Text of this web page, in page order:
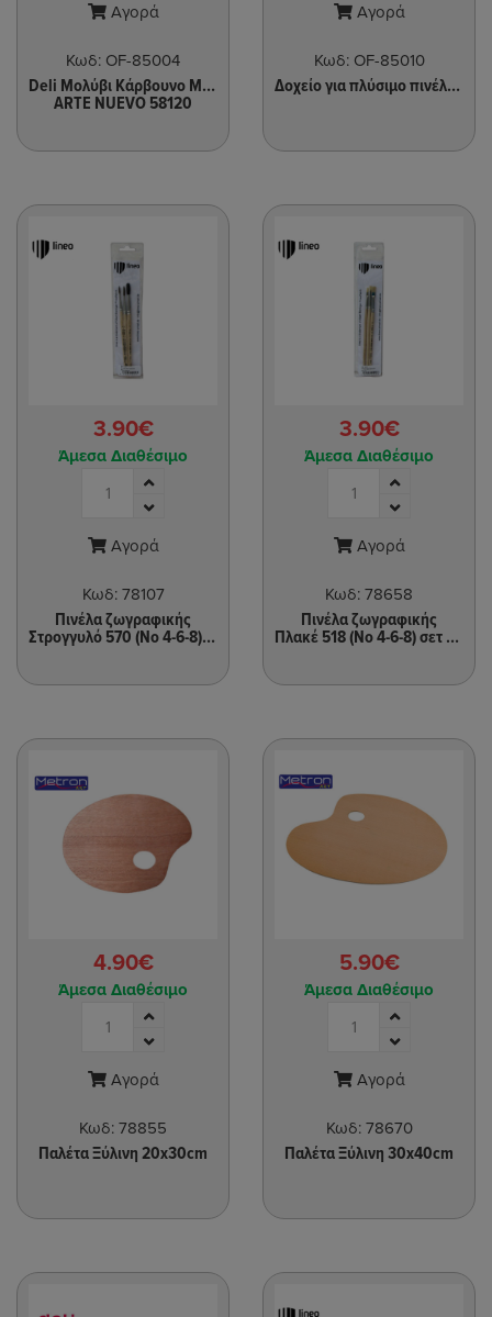
Αγορά
Κωδ: OF-85004
Deli Μολύβι Κάρβουνο Μαλακό
ARTE NUEVO 58120
Αγορά
Κωδ: OF-85010
Δοχείο για πλύσιμο πινέλων
3.90€
Άμεσα Διαθέσιμο
Αγορά
Κωδ: 78107
Πινέλα ζωγραφικής
Στρογγυλό 570 (Νο 4-6-8) σετ 3τεμ
3.90€
Άμεσα Διαθέσιμο
Αγορά
Κωδ: 78658
Πινέλα ζωγραφικής
Πλακέ 518 (Νο 4-6-8) σετ 3τεμ
4.90€
Άμεσα Διαθέσιμο
Αγορά
Κωδ: 78855
Παλέτα Ξύλινη 20x30cm
5.90€
Άμεσα Διαθέσιμο
Αγορά
Κωδ: 78670
Παλέτα Ξύλινη 30x40cm